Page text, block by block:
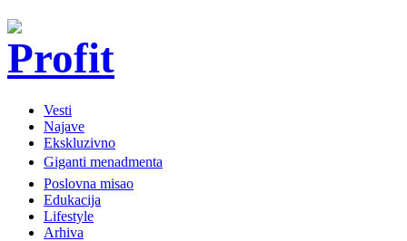
Vesti
Najave
Ekskluzivno
Giganti menadmenta
Poslovna misao
Edukacija
Lifestyle
Arhiva